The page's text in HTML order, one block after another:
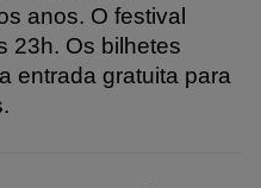
anos. O festival
23h. Os bilhetes
entrada gratuita para